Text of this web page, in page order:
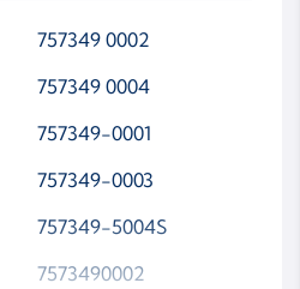
757349 0002
757349 0004
757349-0001
757349-0003
757349-5004S
7573490002